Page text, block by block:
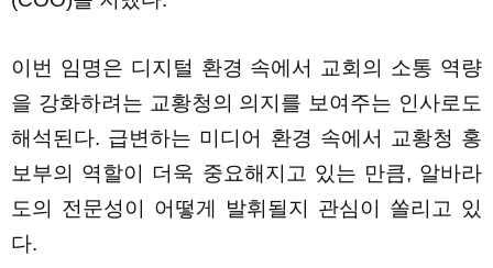
이번 임명은 디지털 환경 속에서 교회의 소통 역량
을 강화하려는 교황청의 의지를 보여주는 인사로도
해석된다. 급변하는 미디어 환경 속에서 교황청 홍
보부의 역할이 더욱 중요해지고 있는 만큼, 알바라
도의 전문성이 어떻게 발휘될지 관심이 쏠리고 있
다.